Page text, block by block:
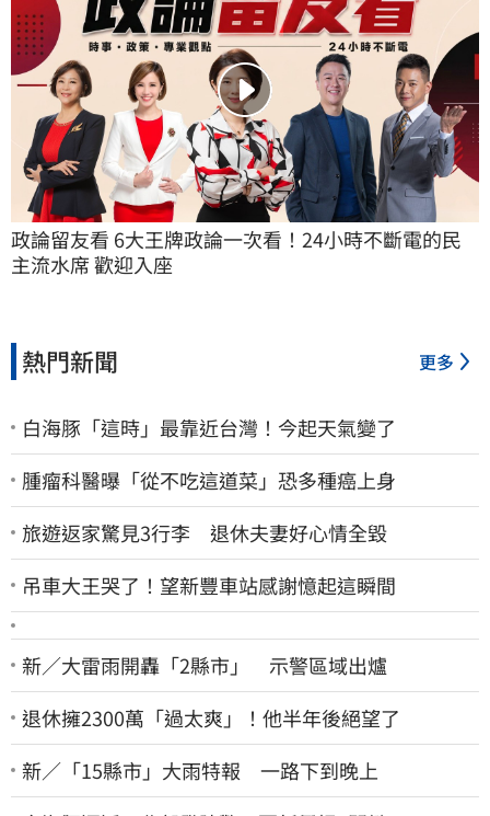
政論留友看 6大王牌政論一次看！24小時不斷電的民
主流水席 歡迎入座
熱門新聞 更多
白海豚「這時」最靠近台灣！今起天氣變了
腫瘤科醫曝「從不吃這道菜」恐多種癌上身
旅遊返家驚見3行李 退休夫妻好心情全毀
吊車大王哭了！望新豐車站感謝憶起這瞬間
新／大雷雨開轟「2縣市」 示警區域出爐
退休擁2300萬「過太爽」！他半年後絕望了
新／「15縣市」大雨特報 一路下到晚上